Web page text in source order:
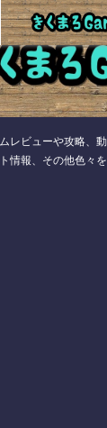
レビューや攻略、
情報、その他色々